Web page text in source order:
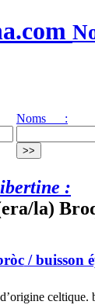
Noms :
:
la)
/ buisson
celtique.